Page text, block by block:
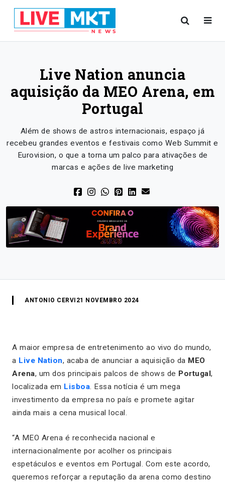
Live Nation anuncia
aquisição da MEO Arena, em
Portugal
Além de shows de astros internacionais, espaço já
recebeu grandes eventos e festivais como Web Summit e
Eurovision, o que a torna um palco para ativações de
marcas e ações de live marketing
ANTONIO CERVI 21 NOVEMBRO 2024
A maior empresa de entretenimento ao vivo do mundo,
a Live Nation, acaba de anunciar a aquisição da MEO
Arena, um dos principais palcos de shows de Portugal,
localizada em Lisboa. Essa notícia é um mega
investimento da empresa no país e promete agitar
ainda mais a cena musical local.
“A MEO Arena é reconhecida nacional e
internacionalmente por acolher os principais
espetáculos e eventos em Portugal. Com este acordo,
queremos reforçar a reputação da arena como destino